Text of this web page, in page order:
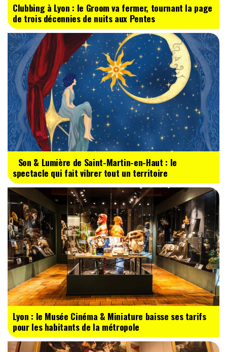
Clubbing à Lyon : le Groom va fermer, tournant la page
de trois décennies de nuits aux Pentes
Son & Lumière de Saint-Martin-en-Haut : le
spectacle qui fait vibrer tout un territoire
Lyon : le Musée Cinéma & Miniature baisse ses tarifs
pour les habitants de la métropole